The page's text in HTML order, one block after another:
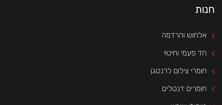
חנות
אלחוש והרדמה
חד פעמי וחיטוי
חומרי צילום לרנטגן
חומרים דנטלים